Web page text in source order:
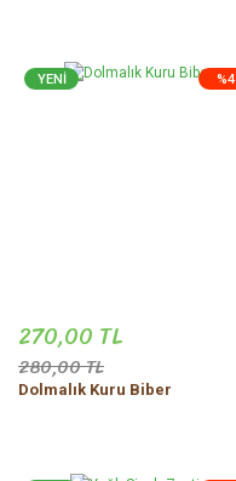
%4
YENİ
270,00 TL
280,00 TL
Dolmalık Kuru Biber